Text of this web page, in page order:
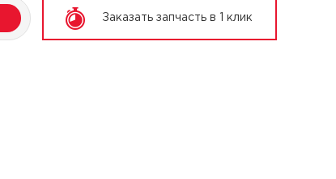
Заказать запчасть в 1 клик